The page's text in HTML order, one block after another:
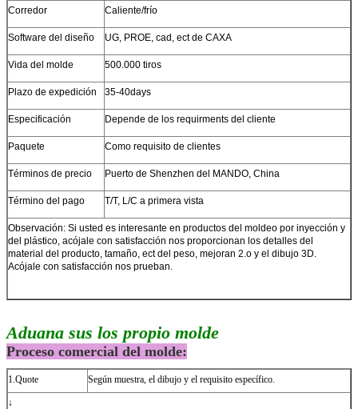
Corredor Caliente/frío
Software del diseño UG, PROE, cad, ect de CAXA
Vida del molde 500.000 tiros
Plazo de expedición 35-40days
Especificación Depende de los requirments del cliente
Paquete Como requisito de clientes
Términos de precio Puerto de Shenzhen del MANDO, China
Término del pago T/T, L/C a primera vista
Observación: Si usted es interesante en productos del moldeo por inyección y
del plástico, acójale con satisfacción nos proporcionan los detalles del
material del producto, tamaño, ect del peso, mejoran 2.o y el dibujo 3D.
Acójale con satisfacción nos prueban.
Aduana sus los propio molde
Proceso comercial del molde:
1.Quote Según muestra, el dibujo y el requisito específico.
↓